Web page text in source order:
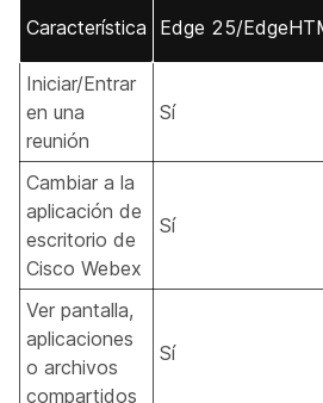
Característica Edge 25/
Iniciar/Entrar
en una
reunión
Sí
Cambiar a la
aplicación de
escritorio de
Cisco Webex
Sí
Ver pantalla,
aplicaciones
o archivos
compartidos
Sí